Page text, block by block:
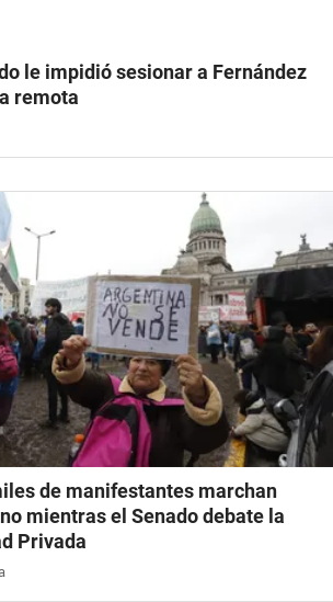
le impidió sesionar a Fernández
remota
de manifestantes marchan
mientras el Senado debate la
Privada